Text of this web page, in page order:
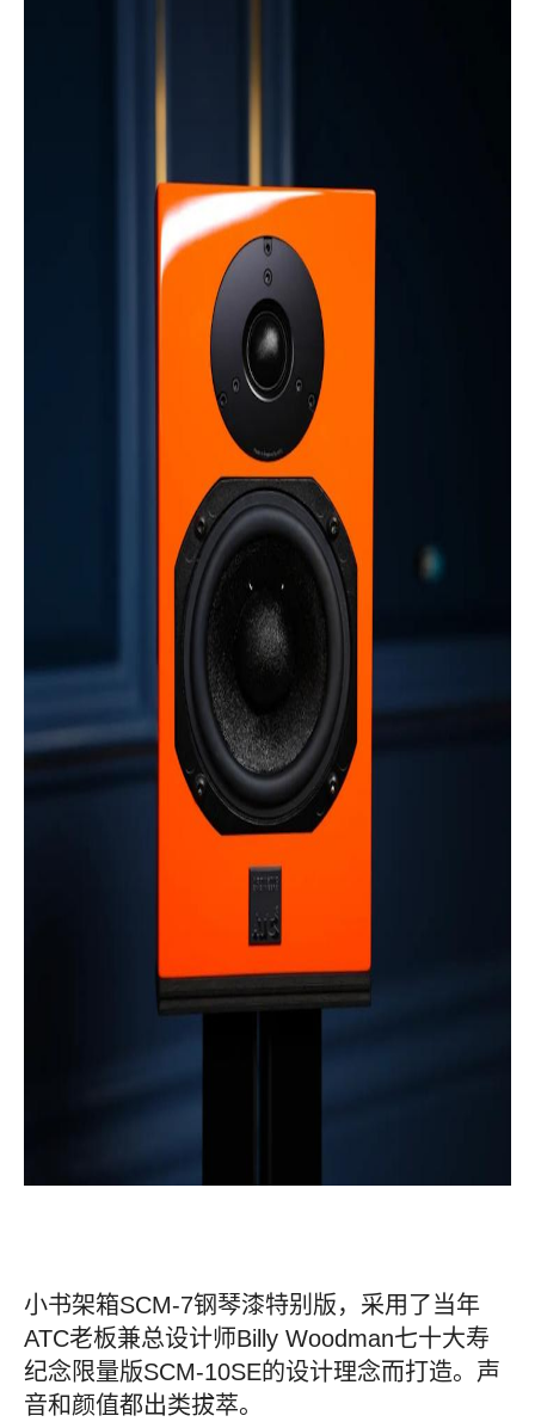
小书架箱SCM-7钢琴漆特别版，采用了当年
ATC老板兼总设计师Billy Woodman七十大寿
纪念限量版SCM-10SE的设计理念而打造。声
音和颜值都出类拔萃。